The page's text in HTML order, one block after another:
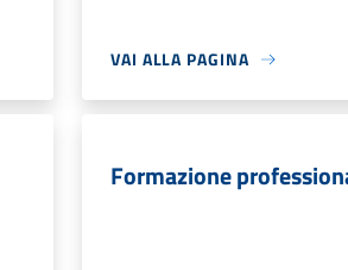
VAI ALLA PAGINA
Formazione